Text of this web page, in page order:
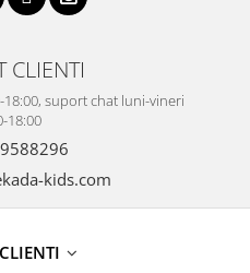
CLIENTI
suport chat luni-vineri
18:00
kids.com